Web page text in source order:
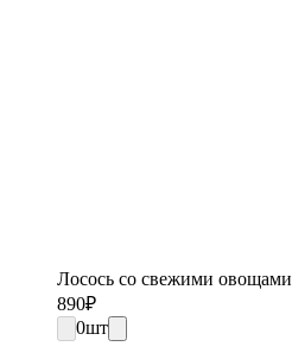
Лосось со свежими овощами
890₽
0шт